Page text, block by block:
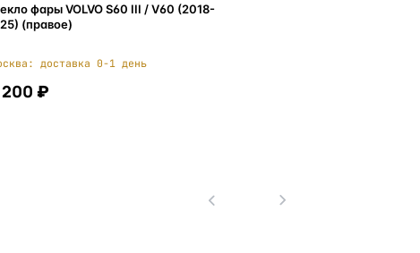
фары VOLVO S60 III / V60 (2018-
(правое)
доставка 0-1 день
200 ₽